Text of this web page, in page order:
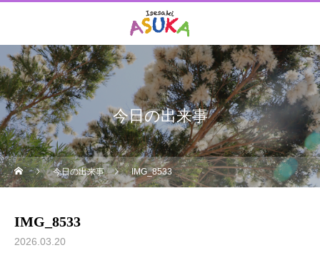
今日の出来事
今日の出来事 IMG_8533
IMG_8533
2026.03.20